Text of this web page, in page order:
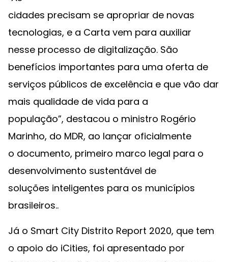
cidades precisam se apropriar de novas
tecnologias, e a Carta vem para auxiliar
nesse processo de digitalização. São
benefícios importantes para uma oferta de
serviços públicos de excelência e que vão dar
mais qualidade de vida para a
população”, destacou o ministro Rogério
Marinho, do MDR, ao lançar oficialmente
o documento, primeiro marco legal para o
desenvolvimento sustentável de
soluções inteligentes para os municípios
brasileiros..
Já o Smart City Distrito Report 2020, que tem
o apoio do iCities, foi apresentado por